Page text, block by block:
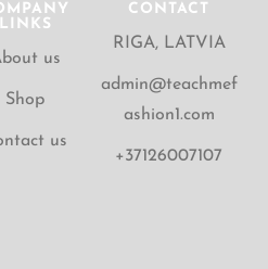
LINKS
us
Shop
us
CONTACT
RIGA, LATVIA
admin@teachmef
ashion1.com
+37126007107